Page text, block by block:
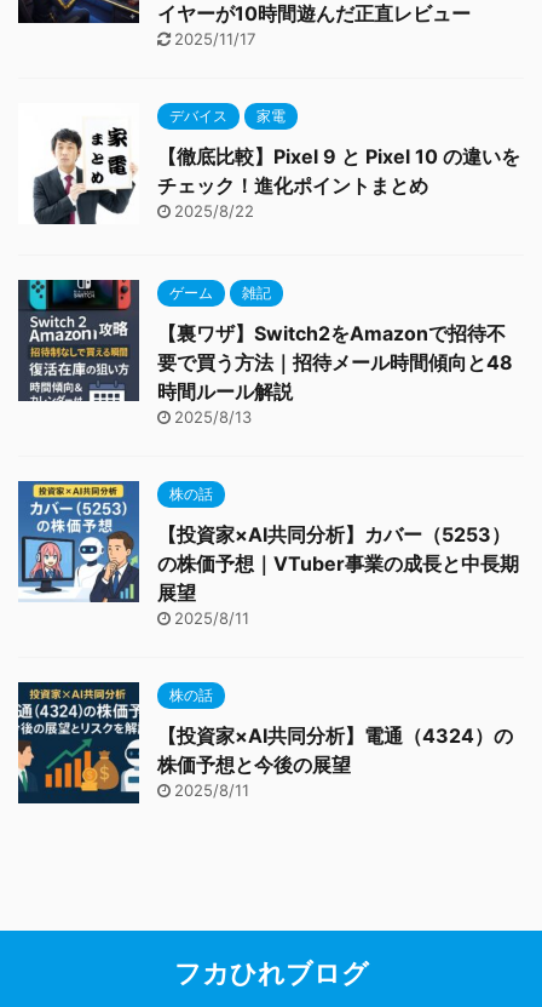
イヤーが10時間遊んだ正直レビュー
2025/11/17
デバイス 家電
【徹底比較】Pixel 9 と Pixel 10 の違いを
チェック！進化ポイントまとめ
2025/8/22
ゲーム 雑記
【裏ワザ】Switch2をAmazonで招待不
要で買う方法｜招待メール時間傾向と48
時間ルール解説
2025/8/13
株の話
【投資家×AI共同分析】カバー（5253）
の株価予想｜VTuber事業の成長と中長期
展望
2025/8/11
株の話
【投資家×AI共同分析】電通（4324）の
株価予想と今後の展望
2025/8/11
フカひれブログ